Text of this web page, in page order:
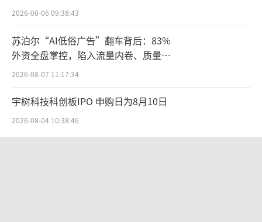
在业内人士看来，有过如流重构经验的李
莹，对于小度的大模型升级，想必也势在必
得。
小度：抓住大模型风口升级并上市
事实上，在前CEO景鲲的带领下，从智能
2026-08-06 09:38:43
苏泊尔“AI低俗广告”翻车背后：83%
外资全盘掌控，陷入流量内卷、质量频
发的负循环
2026-08-07 11:17:34
宇树科技科创板IPO 申购日为8月10日
2026-08-04 10:38:46